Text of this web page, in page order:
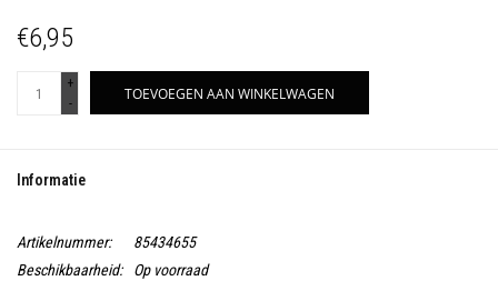
€6,95
+
-
TOEVOEGEN AAN WINKELWAGEN
Informatie
Artikelnummer:
85434655
Beschikbaarheid:
Op voorraad